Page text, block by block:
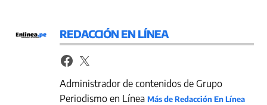
REDACCIÓN EN LÍNEA
Administrador de contenidos de Grupo
Periodismo en LíneaMás de Redacción En Línea